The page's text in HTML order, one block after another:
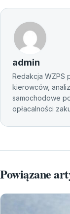
admin
Redakcja WZPS
kierowców,
samochodowe
opłacalności
Powiązane